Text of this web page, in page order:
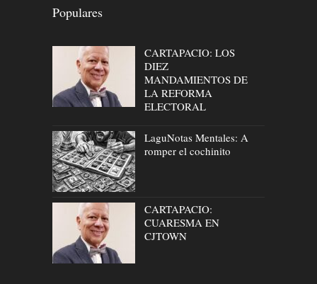
Populares
CARTAPACIO: LOS
DIEZ
MANDAMIENTOS DE
LA REFORMA
ELECTORAL
LaguNotas Mentales: A
romper el cochinito
CARTAPACIO:
CUARESMA EN
CJTOWN